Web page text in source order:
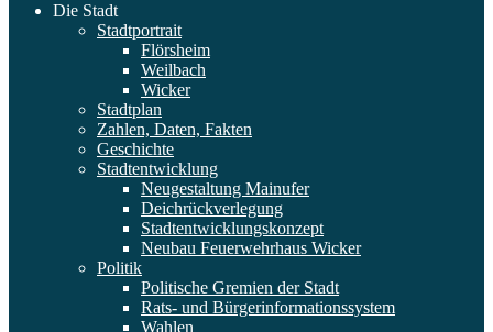
Die Stadt
Stadtportrait
Flörsheim
Weilbach
Wicker
Stadtplan
Zahlen, Daten, Fakten
Geschichte
Stadtentwicklung
Neugestaltung Mainufer
Deichrückverlegung
Stadtentwicklungskonzept
Neubau Feuerwehrhaus Wicker
Politik
Politische Gremien der Stadt
Rats- und Bürgerinformationssystem
Wahlen